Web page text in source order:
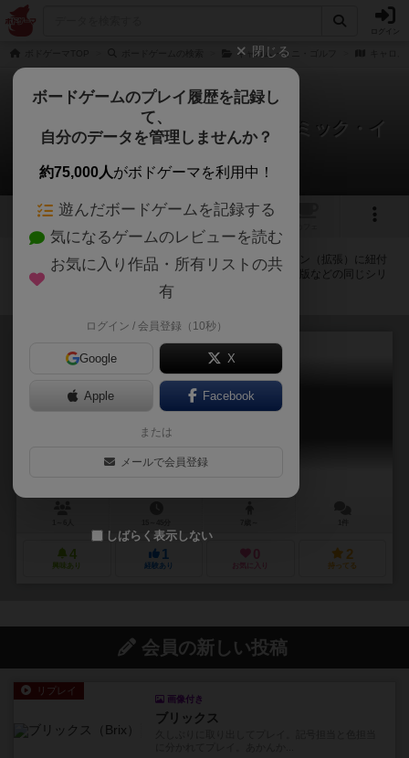
キャロム・ミニ・ゴルフ
キャロム・ミニ・ゴルフ：ダイナミック・イ
クスパンション（拡張）
拡張/関連作品 1件
1
キャロム・ミニ・ゴルフ：ダイナミック・イクスパンション（拡張）に紐付
いているボードゲーム一覧です。拡張版・続編・リメイク版などの同じシリ
ーズを中心に、関連性の強い作品をまとめています。
キャロム・ミニ・ゴルフ
4
興味あり
1
経験あり
0
お気に入り
2
持ってる
会員の新しい投稿
リプレイ
画像付き
ブリックス
閉じる
ボードゲームのプレイ履歴を記録し
て、
自分のデータを管理しませんか？
約75,000人がボドゲーマを利用中！
遊んだボードゲームを記録する
気になるゲームのレビューを読む
お気に入り作品・所有リストの共
有
ログイン / 会員登録（10秒）
Google X
Apple Facebook
または
メールで会員登録
しばらく表示しない